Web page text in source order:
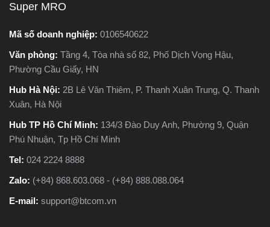
bài viết này, Super MRO sẽ
giúp bạn hiểu rõ sự khác
điểm và tư vấn chọn lựa
loại máy phù hợp nhất với
nhu cầu sử dụng thực tế.
Super MRO
Mã số doanh nghiệp: 0106540622
Văn phòng: Tầng 4, Tòa nhà số 82, Phố Dịch Vọng Hậu,
Phường Cầu Giấy, HN
Hub Hà Nội: 2B Lê Văn Thiêm, P. Thanh Xuân Trung, Q. Thanh
Xuân, Hà Nội
Hub TP Hồ Chí Minh: 134/3 Đào Duy Anh, Phường 9, Quận
Phú Nhuận, Tp Hồ Chí Minh
Tel: 024 2224 8888
Zalo: (+84) 868.603.068 - (+84) 888.088.064
E-mail: support@btcom.vn